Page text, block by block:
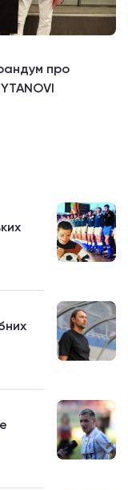
про